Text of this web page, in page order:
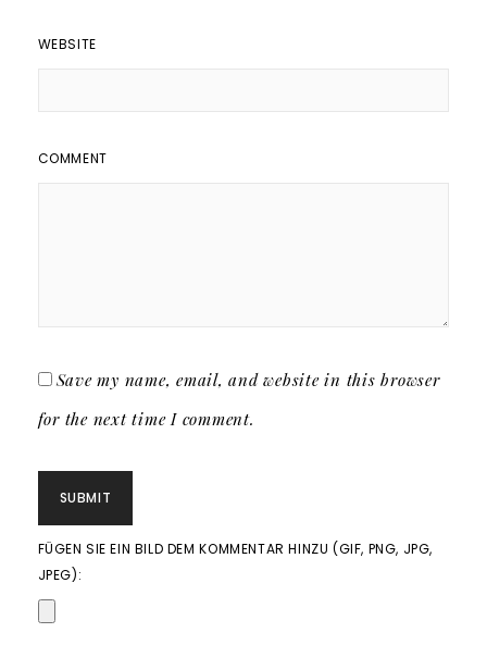
WEBSITE
COMMENT
Save my name, email, and website in this browser
for the next time I comment.
FÜGEN SIE EIN BILD DEM KOMMENTAR HINZU (GIF, PNG, JPG,
JPEG):